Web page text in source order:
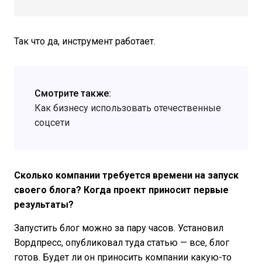
Так что да, инструмент работает.
Смотрите также:
Как бизнесу использовать отечественные
соцсети
Сколько компании требуется времени на запуск
своего блога? Когда проект приносит первые
результаты?
Запустить блог можно за пару часов. Установил
Вордпресс, опубликовал туда статью — все, блог
готов. Будет ли он приносить компании какую-то